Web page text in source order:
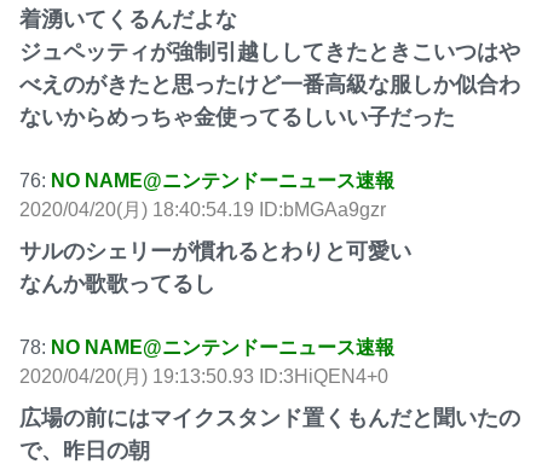
着湧いてくるんだよな
ジュペッティが強制引越ししてきたときこいつはや
べえのがきたと思ったけど一番高級な服しか似合わ
ないからめっちゃ金使ってるしいい子だった
76: NO NAME@ニンテンドーニュース速報
2020/04/20(月) 18:40:54.19 ID:bMGAa9gzr
サルのシェリーが慣れるとわりと可愛い
なんか歌歌ってるし
78: NO NAME@ニンテンドーニュース速報
2020/04/20(月) 19:13:50.93 ID:3HiQEN4+0
広場の前にはマイクスタンド置くもんだと聞いたの
で、昨日の朝